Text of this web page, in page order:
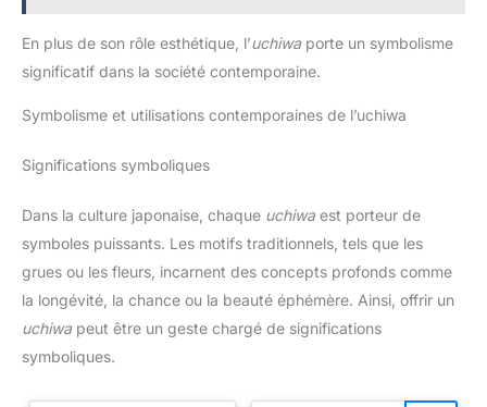
En plus de son rôle esthétique, l’uchiwa porte un symbolisme
significatif dans la société contemporaine.
Symbolisme et utilisations contemporaines de l’uchiwa
Significations symboliques
Dans la culture japonaise, chaque uchiwa est porteur de
symboles puissants. Les motifs traditionnels, tels que les
grues ou les fleurs, incarnent des concepts profonds comme
la longévité, la chance ou la beauté éphémère. Ainsi, offrir un
uchiwa peut être un geste chargé de significations
symboliques.